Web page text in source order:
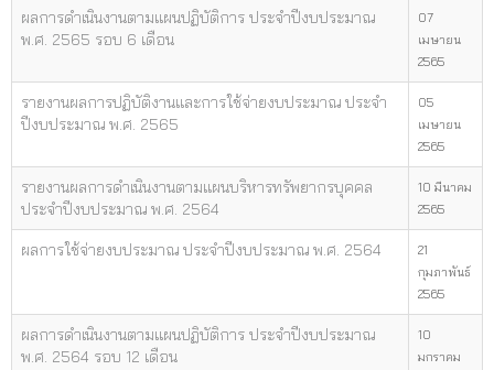
ผลการดำเนินงานตามแผนปฏิบัติการ ประจำปีงบประมาณ
พ.ศ. 2565 รอบ 6 เดือน
07
เมษายน
2565
รายงานผลการปฏิบัติงานและการใช้จ่ายงบประมาณ ประจำ
ปีงบประมาณ พ.ศ. 2565
05
เมษายน
2565
รายงานผลการดำเนินงานตามแผนบริหารทรัพยากรบุคคล
ประจำปีงบประมาณ พ.ศ. 2564
10 มีนาคม
2565
ผลการใช้จ่ายงบประมาณ ประจำปีงบประมาณ พ.ศ. 2564
21
กุมภาพันธ์
2565
ผลการดำเนินงานตามแผนปฏิบัติการ ประจำปีงบประมาณ
พ.ศ. 2564 รอบ 12 เดือน
10
มกราคม